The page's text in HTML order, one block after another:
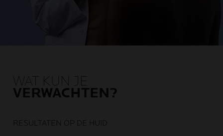
WAT KUN JE
VERWACHTEN?
RESULTATEN OP DE HUID